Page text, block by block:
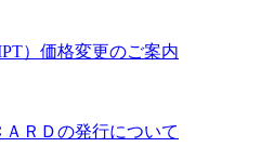
）価格変更のご案内
ＡＲＤの発行について